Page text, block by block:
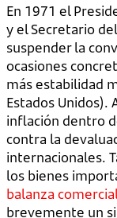
En 1971 el
y el Secretario del
suspender la
ocasiones
más estabilidad
Estados
inflación dentro
contra la
internacionales.
los bienes
balanza comercial
brevemente un